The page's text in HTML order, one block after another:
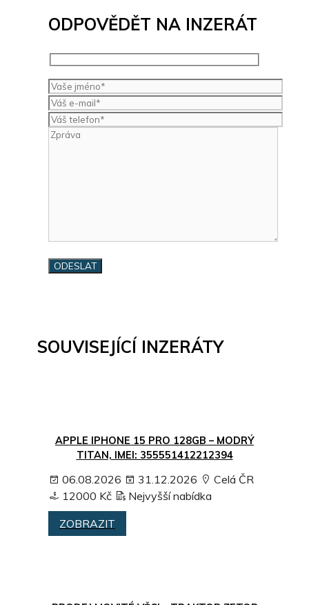
ODPOVĚDĚT NA INZERÁT
SOUVISEJÍCÍ INZERÁTY
APPLE IPHONE 15 PRO 128GB – MODRÝ
TITAN, IMEI: 355551412212394
06.08.2026 31.12.2026
Celá ČR
12000 Kč
Nejvyšší nabídka
ZOBRAZIT